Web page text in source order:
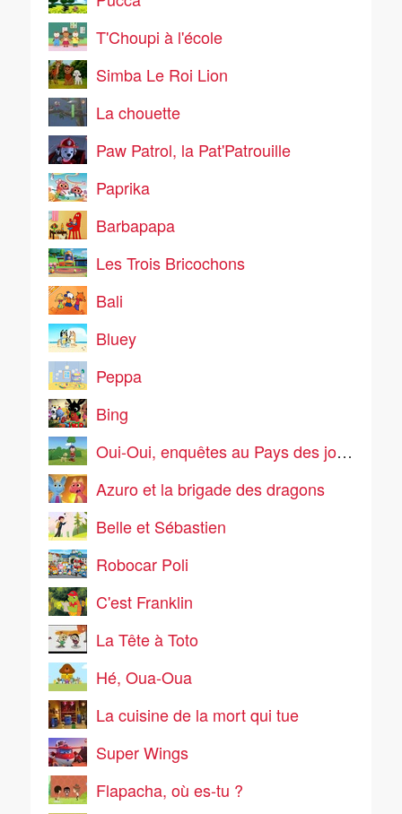
T'Choupi à l'école
Simba Le Roi Lion
La chouette
Paw Patrol, la Pat'Patrouille
Paprika
Barbapapa
Les Trois Bricochons
Bali
Bluey
Peppa
Bing
Oui-Oui, enquêtes au Pays des jouets
Azuro et la brigade des dragons
Belle et Sébastien
Robocar Poli
C'est Franklin
La Tête à Toto
Hé, Oua-Oua
La cuisine de la mort qui tue
Super Wings
Flapacha, où es-tu ?